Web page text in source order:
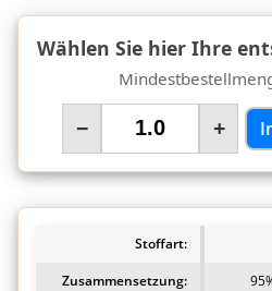
Wählen Sie hier Ihre
− +
Stoffart:
Zusammensetzung: